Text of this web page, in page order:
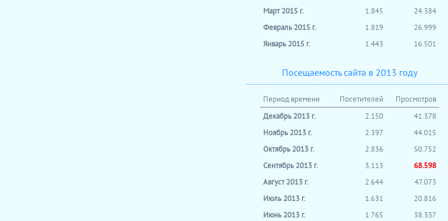
Март 2015 г.
1.845
24.384
Февраль 2015 г.
1.819
26.999
Январь 2015 г.
1.443 16.501
Посещаемость сайта в 2013 году
Период времени Посетителей
Просмотров
Декабрь 2013 г.
2.150
41.378
Ноябрь 2013 г.
2.397
44.015
Октябрь 2013 г.
2.836
50.752
Сентябрь 2013 г.
3.113
68.598
Август 2013 г.
2.644
47.073
Июль 2013 г.
1.631
20.816
Июнь 2013 г.
1.765
38.337